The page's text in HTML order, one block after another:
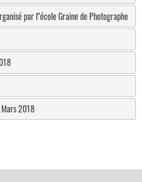
par l"école Graine de Photographe
2018